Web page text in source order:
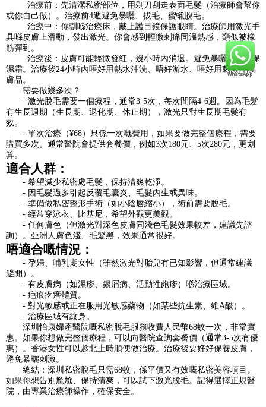
治療前：先清潔私密部位，用剃刀刮走表面毛髮（治療師會幫你
或你自己做）。治療前4週避免暴曬、拔毛、蜜蠟脫毛。
治療中：你瞓喺治療床，戴上護目鏡保護眼睛。治療師用激光手
具喺皮膚上滑動，發出激光。你會感到輕微刺痛同溫熱感，類似被橡
筋彈到。
治療後：皮膚可能輕微發紅，幾小時內消退。避免暴曬，塗抹保
濕霜。治療後24小時內唔好用熱水沖洗、唔好游水、唔好用刺激性護
膚品。
需要做幾多次？
- 激光脫毛需要一個療程，通常3-5次，每次間隔4-6週。因為毛髮
有生長週期（生長期、退化期、休止期），激光只對生長期毛髮有
效。
- 單次治療（¥68）只係一次嘅費用，如果要做完整個療程，需要
購買多次。通常醫院會提供套餐價，例如3次180元、5次280元，更划
算。
適合人群：
- 希望減少私密處毛髮，保持清爽乾淨。
- 因毛髮過多引起反覆毛囊炎、毛髮內生或異味。
- 準備做私密整形手術（如小陰唇縮小），術前需要脫毛。
- 經常穿泳衣、比基尼，希望外觀更美觀。
- 任何膚色（但激光對深色皮膚同淺色毛髮效果較差，建議先諮
詢）。亞洲人膚色淺、毛髮黑，效果通常很好。
唔適合嘅情況：
- 孕婦、哺乳期女性（雖然激光對胎兒冇已知影響，但通常建議
避開）。
- 有皮膚病（如濕疹、銀屑病、活動性皰疹）喺治療區域。
- 疤痕疙瘩體質。
- 對光敏感或正在服用光敏感藥物（如某些抗生素、維A酸）。
- 治療區域有紋身。
深圳怡康婦產醫院嘅私密脫毛服務收費人民幣68蚊一次，非常實
惠。如果你想做完整個療程，可以向醫院查詢套餐價（通常3-5次有優
惠）。香港女性可以趁北上時順便做治療。治療後要好好保養皮膚，
避免暴曬刺激。
總結：深圳私密脫毛只需68蚊，係平價又有效嘅私密美容項目。
如果你想告別尷尬、保持清爽，可以試下激光脫毛。記得選擇正規醫
院，由專業治療師操作，確保安全。